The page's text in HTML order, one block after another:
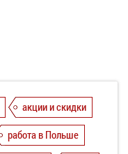
акции и скидки
работа в Польше